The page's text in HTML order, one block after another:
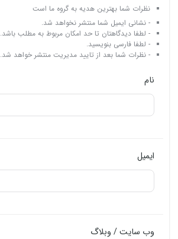
نظرات شما بهترین هدیه به گروه ما است
- نشانی ایمیل شما منتشر نخواهد شد.
- لطفا دیدگاهتان تا حد امکان مربوط به مطلب باشد.
- لطفا فارسی بنویسید.
- نظرات شما بعد از تایید مدیریت منتشر خواهد شد.
نام
ایمیل
وب سایت / وبلاگ